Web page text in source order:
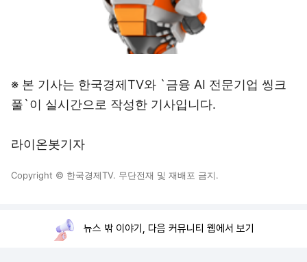
※ 본 기사는 한국경제TV와 `금융 AI 전문기업 씽크
풀`이 실시간으로 작성한 기사입니다.
라이온봇기자
Copyright © 한국경제TV. 무단전재 및 재배포 금지.
뉴스 밖 이야기, 다음 커뮤니티 웹에서 보기